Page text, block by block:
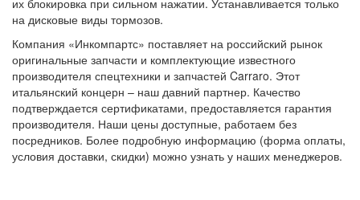
их блокировка при сильном нажатии. Устанавливается только
на дисковые виды тормозов.
Компания «Инкомпартс» поставляет на российский рынок
оригинальные запчасти и комплектующие известного
производителя спецтехники и запчастей Carraro. Этот
итальянский концерн – наш давний партнер. Качество
подтверждается сертификатами, предоставляется гарантия
производителя. Наши цены доступные, работаем без
посредников. Более подробную информацию (форма оплаты,
условия доставки, скидки) можно узнать у наших менеджеров.